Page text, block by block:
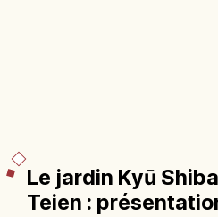
Le jardin Kyū
Teien :